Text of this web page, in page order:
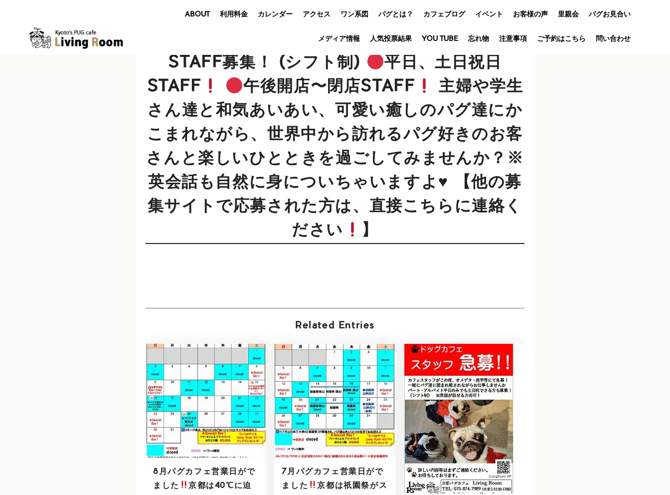
ABOUT 利用料金 カレンダー アクセス ワン系図 パグとは？ カフェブログ イベント
オフ会
アニバーサリ
お客様の声 里親会 パグお見合い
メディア情報 人気投票結果 YOU TUBE 忘れ物 注意事項 ご予約はこちら 問い合わせ
STAFF募集！ (シフト制)
平日、土日祝日
STAFF
午後開店〜閉店STAFF
主婦や学生
さん達と和気あいあい、可愛い癒しのパグ達にか
こまれながら、世界中から訪れるパグ好きのお客
さんと楽しいひとときを過ごしてみませんか？※
英会話も自然に身についちゃいますよ ♥ 【他の募
集サイトで応募された方は、直接こちらに連絡く
ださい
】
Related Entries
8月パグカフェ営業日がで
ました
京都は40℃に迫
7月パグカフェ営業日がで
ました
京都は祇園祭がス